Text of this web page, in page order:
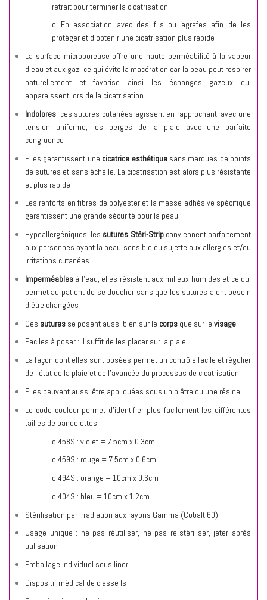
retrait pour terminer la cicatrisation
o En association avec des fils ou agrafes afin de les
protéger et d’obtenir une cicatrisation plus rapide
La surface microporeuse offre une haute perméabilité à la vapeur
d’eau et aux gaz, ce qui évite la macération car la peau peut respirer
naturellement et favorise ainsi les échanges gazeux qui
apparaissent lors de la cicatrisation
Indolores, ces sutures cutanées agissent en rapprochant, avec une
tension uniforme, les berges de la plaie avec une parfaite
congruence
Elles garantissent une cicatrice esthétiquesans marques de points
de sutures et sans échelle. La cicatrisation est alors plus résistante
et plus rapide
Les renforts en fibres de polyester et la masse adhésive spécifique
garantissent une grande sécurité pour la peau
Hypoallergéniques, les sutures Stéri-Stripconviennent parfaitement
aux personnes ayant la peau sensible ou sujette aux allergies et/ou
irritations cutanées
Imperméables à l’eau, elles résistent aux milieux humides et ce qui
permet au patient de se doucher sans que les sutures aient besoin
d’être changées
Ces sutures se posent aussi bien sur le corps que sur le visage
Faciles à poser : il suffit de les placer sur la plaie
La façon dont elles sont posées permet un contrôle facile et régulier
de l’état de la plaie et de l’avancée du processus de cicatrisation
Elles peuvent aussi être appliquées sous un plâtre ou une résine
Le code couleur permet d’identifier plus facilement les différentes
tailles de bandelettes :
o 458S : violet = 7.5cm x 0.3cm
o 459S : rouge = 7.5cm x 0.6cm
o 494S : orange = 10cm x 0.6cm
o 404S : bleu = 10cm x 1.2cm
Stérilisation par irradiation aux rayons Gamma (Cobalt 60)
Usage unique : ne pas réutiliser, ne pas re-stériliser, jeter après
utilisation
Emballage individuel sous liner
Dispositif médical de classe Is